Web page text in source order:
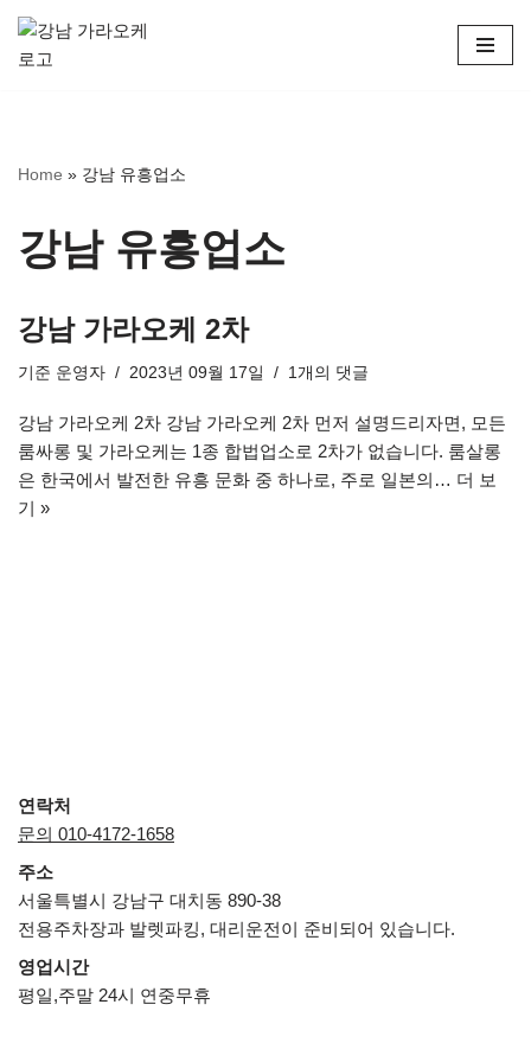
콘
건
뛰
기
Home » 강남 유흥업소
강남 유흥업소
강남 가라오케 2차
기준 운영자 2023년 09월 17일 1개의 댓글
강남 가라오케 2차 강남 가라오케 2차 먼저 설명드리자면, 모든
룸싸롱 및 가라오케는 1종 합법업소로 2차가 없습니다. 룸살롱
은 한국에서 발전한 유흥 문화 중 하나로, 주로 일본의… 더 보
기 »
연락처
문의 010-4172-1658
주소
서울특별시 강남구 대치동 890-38
전용주차장과 발렛파킹, 대리운전이 준비되어 있습니다.
영업시간
평일,주말 24시 연중무휴